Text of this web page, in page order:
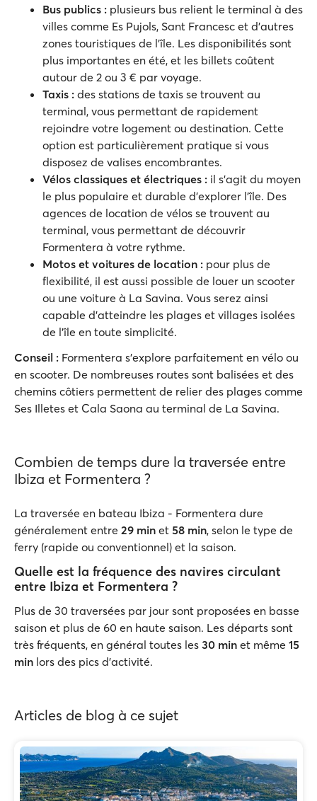
Bus publics : plusieurs bus relient le terminal à des
villes comme Es Pujols, Sant Francesc et d'autres
zones touristiques de l'île. Les disponibilités sont
plus importantes en été, et les billets coûtent
autour de 2 ou 3 € par voyage.
Taxis : des stations de taxis se trouvent au
terminal, vous permettant de rapidement
rejoindre votre logement ou destination. Cette
option est particulièrement pratique si vous
disposez de valises encombrantes.
Vélos classiques et électriques : il s'agit du moyen
le plus populaire et durable d'explorer l'île. Des
agences de location de vélos se trouvent au
terminal, vous permettant de découvrir
Formentera à votre rythme.
Motos et voitures de location : pour plus de
flexibilité, il est aussi possible de louer un scooter
ou une voiture à La Savina. Vous serez ainsi
capable d'atteindre les plages et villages isolées
de l'île en toute simplicité.
Conseil : Formentera s'explore parfaitement en vélo ou
en scooter. De nombreuses routes sont balisées et des
chemins côtiers permettent de relier des plages comme
Ses Illetes et Cala Saona au terminal de La Savina.
Combien de temps dure la traversée entre
Ibiza et Formentera ?
La traversée en bateau Ibiza - Formentera dure
généralement entre 29 min et 58 min, selon le type de
ferry (rapide ou conventionnel) et la saison.
Quelle est la fréquence des navires circulant
entre Ibiza et Formentera ?
Plus de 30 traversées par jour sont proposées en basse
saison et plus de 60 en haute saison. Les départs sont
très fréquents, en général toutes les 30 min et même 15
min lors des pics d'activité.
Articles de blog à ce sujet